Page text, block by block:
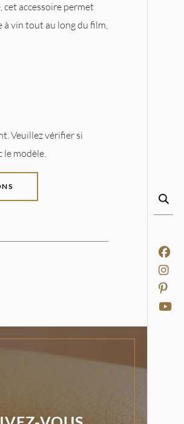
cet accessoire permet
à vin tout au long du film,
Veuillez vérifier si
le modèle.